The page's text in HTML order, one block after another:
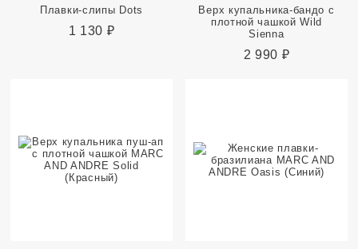
Плавки-слипы Dots
1 130 ₽
Верх купальника-бандо с
плотной чашкой Wild
Sienna
2 990 ₽